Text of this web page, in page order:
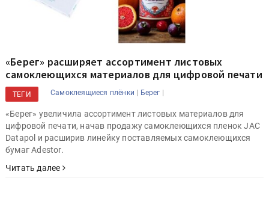
«Берег» расширяет ассортимент листовых
самоклеющихся материалов для цифровой печати
ТЕГИ Самоклеящиеся плёнки | Берег |
«Берег» увеличила ассортимент листовых материалов для
цифровой печати, начав продажу самоклеющихся пленок JAC
Datapol и расширив линейку поставляемых самоклеющихся
бумаг Adestor.
Читать далее